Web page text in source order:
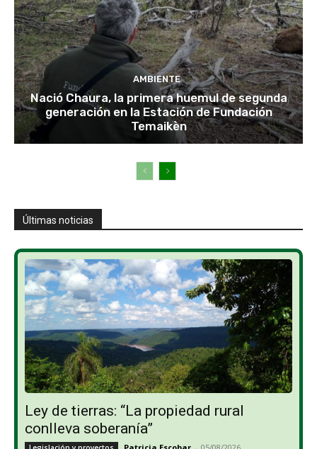
AMBIENTE
Nació Chaura, la primera huemul de segunda
generación en la Estación de Fundación
Temaikèn
Últimas noticias
Ley de tierras: “La propiedad rural
conlleva soberanía”